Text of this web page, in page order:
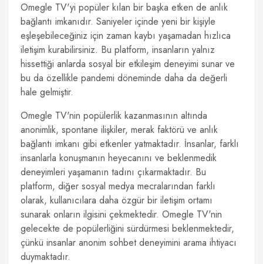
Omegle TV'yi popüler kılan bir başka etken de anlık
bağlantı imkanıdır. Saniyeler içinde yeni bir kişiyle
eşleşebileceğiniz için zaman kaybı yaşamadan hızlıca
iletişim kurabilirsiniz. Bu platform, insanların yalnız
hissettiği anlarda sosyal bir etkileşim deneyimi sunar ve
bu da özellikle pandemi döneminde daha da değerli
hale gelmiştir.
Omegle TV'nin popülerlik kazanmasının altında
anonimlik, spontane ilişkiler, merak faktörü ve anlık
bağlantı imkanı gibi etkenler yatmaktadır. İnsanlar, farklı
insanlarla konuşmanın heyecanını ve beklenmedik
deneyimleri yaşamanın tadını çıkarmaktadır. Bu
platform, diğer sosyal medya mecralarından farklı
olarak, kullanıcılara daha özgür bir iletişim ortamı
sunarak onların ilgisini çekmektedir. Omegle TV'nin
gelecekte de popülerliğini sürdürmesi beklenmektedir,
çünkü insanlar anonim sohbet deneyimini arama ihtiyacı
duymaktadır.